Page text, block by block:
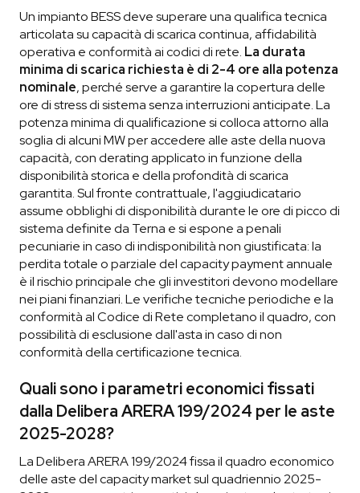
Un impianto BESS deve superare una qualifica tecnica
articolata su capacità di scarica continua, affidabilità
operativa e conformità ai codici di rete. La durata
minima di scarica richiesta è di 2-4 ore alla potenza
nominale, perché serve a garantire la copertura delle
ore di stress di sistema senza interruzioni anticipate. La
potenza minima di qualificazione si colloca attorno alla
soglia di alcuni MW per accedere alle aste della nuova
capacità, con derating applicato in funzione della
disponibilità storica e della profondità di scarica
garantita. Sul fronte contrattuale, l'aggiudicatario
assume obblighi di disponibilità durante le ore di picco di
sistema definite da Terna e si espone a penali
pecuniarie in caso di indisponibilità non giustificata: la
perdita totale o parziale del capacity payment annuale
è il rischio principale che gli investitori devono modellare
nei piani finanziari. Le verifiche tecniche periodiche e la
conformità al Codice di Rete completano il quadro, con
possibilità di esclusione dall'asta in caso di non
conformità della certificazione tecnica.
Quali sono i parametri economici fissati
dalla Delibera ARERA 199/2024 per le aste
2025-2028?
La Delibera ARERA 199/2024 fissa il quadro economico
delle aste del capacity market sul quadriennio 2025-